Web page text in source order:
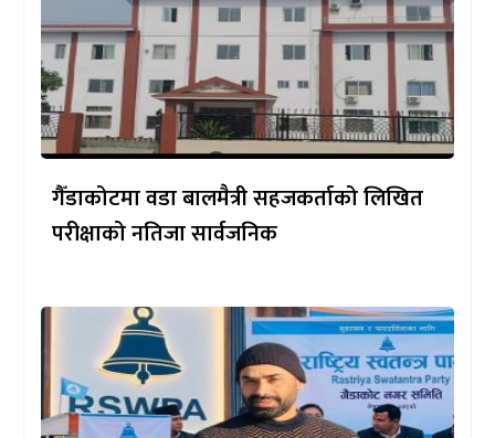
गैँडाकोटमा वडा बालमैत्री सहजकर्ताको लिखित
परीक्षाको नतिजा सार्वजनिक